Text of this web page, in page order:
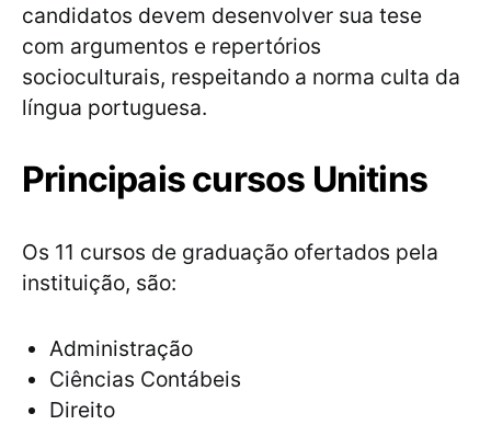
candidatos devem desenvolver sua tese
com argumentos e repertórios
socioculturais, respeitando a norma culta da
língua portuguesa.
Principais cursos Unitins
Os 11 cursos de graduação ofertados pela
instituição, são:
Administração
Ciências Contábeis
Direito